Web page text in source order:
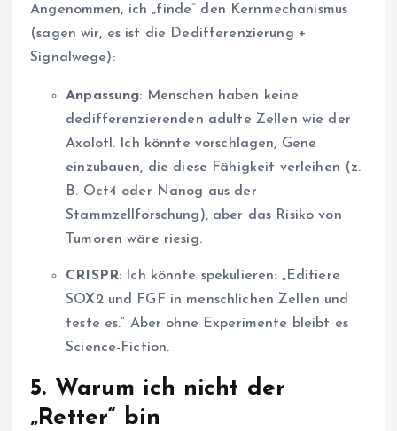
Angenommen, ich „finde“ den Kernmechanismus
(sagen wir, es ist die Dedifferenzierung +
Signalwege):
Anpassung: Menschen haben keine
dedifferenzierenden adulte Zellen wie der
Axolotl. Ich könnte vorschlagen, Gene
einzubauen, die diese Fähigkeit verleihen (z.
B. Oct4 oder Nanog aus der
Stammzellforschung), aber das Risiko von
Tumoren wäre riesig.
CRISPR: Ich könnte spekulieren: „Editiere
SOX2 und FGF in menschlichen Zellen und
teste es.“ Aber ohne Experimente bleibt es
Science-Fiction.
5. Warum ich nicht der
„Retter“ bin